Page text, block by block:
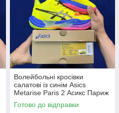
Волейбольні кросівки
салатові із синім Asics
Metarise Paris 2 Асикс Париж
Yellow/Blue Eur36-47 чоловічі
жіночі 44
Готово до відправки